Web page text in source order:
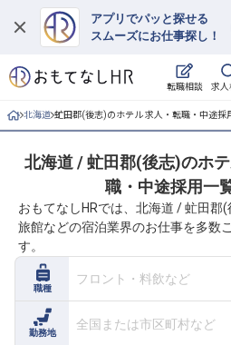
アプリでパッと探せる
スムーズにお仕事探し！
転職相談 求人
ログイン
求人・施設を探す
就職・転職 合同説明会
おもてなしHRについて
ご利用の流れ
よくある質問
北海道 虻田郡(後志)のホテル 求人・転職・中途採
北海道 / 虻田郡(後志)のホ
職・中途採用一
おもてなしHRでは、北海道 / 虻田郡(
旅館などの宿泊業界のお仕事を多数
す。
職種
フロント・料飲など
勤務地
全国または市区町村など